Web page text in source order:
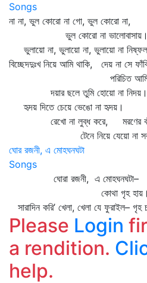
Songs
না না, ভুল কোরো না গো, ভুল কোরো না,
ভুল কোরো না ভালোবাসায়।
ভুলায়ো না, ভুলায়ো না, ভুলায়ো না
বিচ্ছেদদুঃখ নিয়ে আমি থাকি, দেয় না সে
পরিচিত আমি তারি
দয়ার ছলে তুমি হোয়ো না নিদয়।
হৃদয় দিতে চেয়ে ভেঙো না হৃদয়।
রেখো না লুব্ধ করে, মরণের
টেনে নিয়ে যেয়ো না
ঘোর রজনী, এ মোহঘনঘটা
Songs
ঘোরা রজনী, এ মোহঘনঘটা–
কোথা গৃহ হায়। পথে
সারাদিন করি’ খেলা, খেলা যে ফুরাইল– গৃহ
Please Login
a rendition.
help.